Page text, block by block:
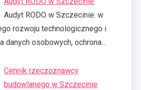
Audyt RODO w Szczecinie: w
rozwoju technologicznego i
danych osobowych, ochrona…
Cennik rzeczoznawcy
budowlanego w Szczecinie